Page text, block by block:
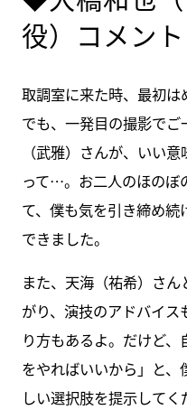
役）コメント
取調室に来た時、最初は
でも、一発目の撮影で
（武雅）さんが、いい
って…。お二人のほのぼ
て、僕も気を引き締め
できました。
また、天海（祐希）さ
がり、演技のアドバイ
り方もあるよ。だけど
をやればいいから」と
しい選択肢を提示して